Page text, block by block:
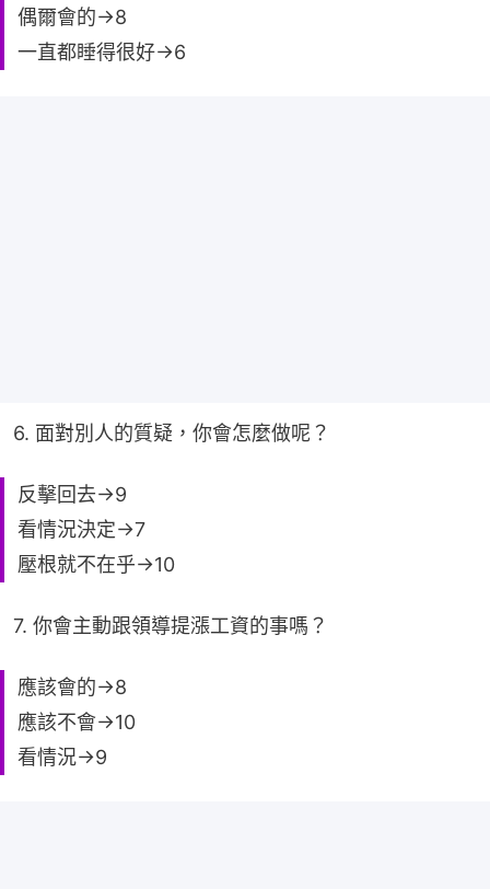
偶爾會的→8
一直都睡得很好→6
6. 面對別人的質疑，你會怎麼做呢？
反擊回去→9
看情況決定→7
壓根就不在乎→10
7. 你會主動跟領導提漲工資的事嗎？
應該會的→8
應該不會→10
看情況→9